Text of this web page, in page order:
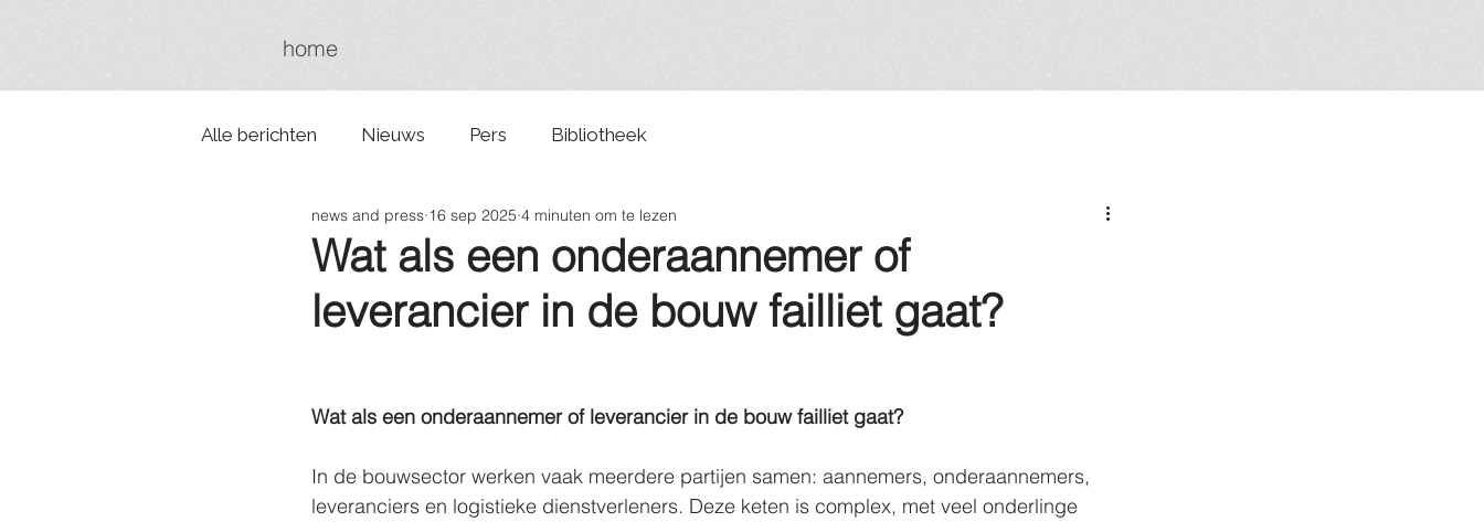
home
Alle berichten Nieuws Pers Bibliotheek
Wat als een onderaannemer of
leverancier in de bouw failliet gaat?
news and press 16 sep 2025 4 minuten om te lezen
Wat als een onderaannemer of leverancier in de bouw failliet gaat?
In de bouwsector werken vaak meerdere partijen samen: aannemers, onderaannemers,
leveranciers en logistieke dienstverleners. Deze keten is complex, met veel onderlinge